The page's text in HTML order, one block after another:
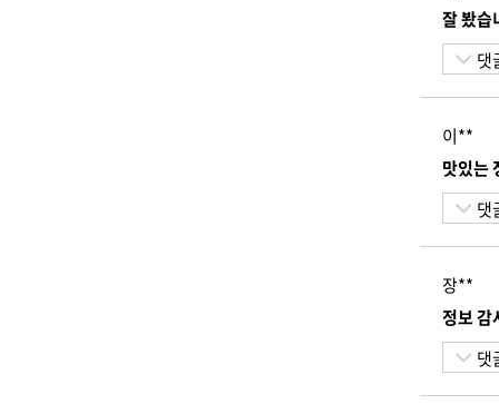
잘 봤습
댓
이**
맛있는
댓
장**
정보 감
댓